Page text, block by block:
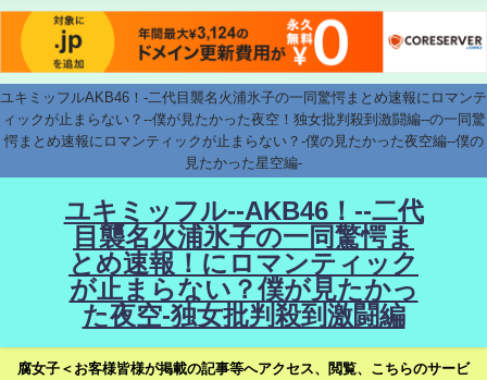
ユキミッフルAKB46！-二代目襲名火浦氷子の一同驚愕まとめ速報にロマンテ
ィックが止まらない？--僕が見たかった夜空！独女批判殺到激闘編--の一同驚
愕まとめ速報にロマンティックが止まらない？-僕の見たかった夜空編--僕の
見たかった星空編-
ユキミッフル--AKB46！--二代
目襲名火浦氷子の一同驚愕ま
とめ速報！にロマンティック
が止まらない？僕が見たかっ
た夜空-独女批判殺到激闘編
腐女子＜お客様皆様が掲載の記事等へアクセス、閲覧、こちらのサービ